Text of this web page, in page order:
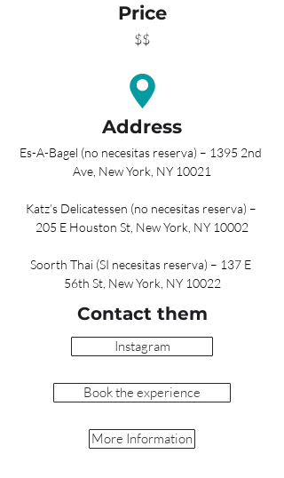
Price
$$
Address
Es-A-Bagel (no necesitas reserva) – 1395 2nd
Ave, New York, NY 10021
Katz’s Delicatessen (no necesitas reserva) –
205 E Houston St, New York, NY 10002
Soorth Thai (SI necesitas reserva) – 137 E
56th St, New York, NY 10022
Contact them
Instagram
Book the experience
More Information